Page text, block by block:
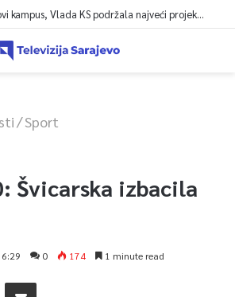
Sarajevo dobija novi kampus, Vlada KS podržala najveći projekt u historiji UNSA
/Sport
Švicarska izbacila
0 174 1 minute read